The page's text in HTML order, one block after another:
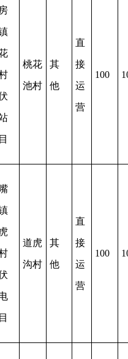
桃花
池村
其
他
直
接
运
营
100
道虎
沟村
其
他
直
接
运
营
100